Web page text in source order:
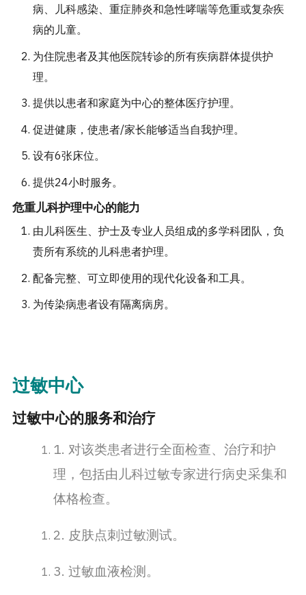
病、儿科感染、重症肺炎和急性哮喘等危重或复杂疾
病的儿童。
为住院患者及其他医院转诊的所有疾病群体提供护
理。
提供以患者和家庭为中心的整体医疗护理。
促进健康，使患者/家长能够适当自我护理。
设有6张床位。
提供24小时服务。
危重儿科护理中心的能力
由儿科医生、护士及专业人员组成的多学科团队，负
责所有系统的儿科患者护理。
配备完整、可立即使用的现代化设备和工具。
为传染病患者设有隔离病房。
过敏中心
过敏中心的服务和治疗
1. 对该类患者进行全面检查、治疗和护
理，包括由儿科过敏专家进行病史采集和
体格检查。
2. 皮肤点刺过敏测试。
3. 过敏血液检测。